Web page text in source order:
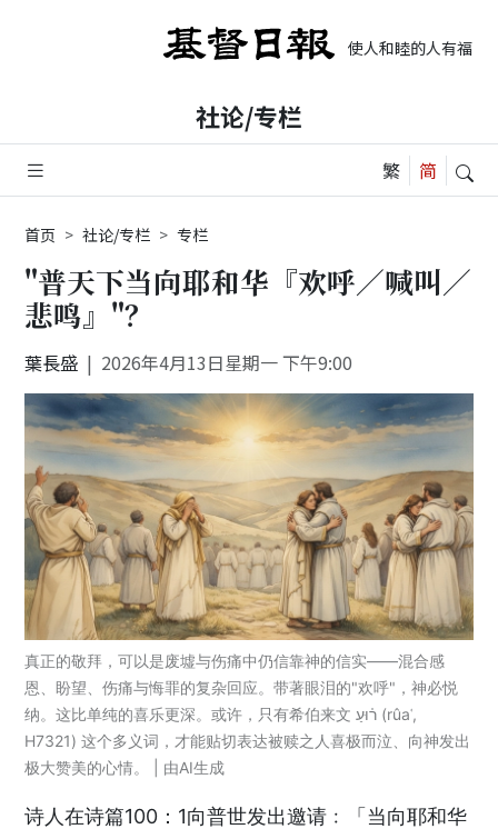
使人和睦的人有福了
社论/专栏
首页 社论/专栏 专栏
"普天下当向耶和华『欢呼／喊叫／
悲鸣』"？
葉長盛 2026年4月13日星期一 下午9:00
真正的敬拜，可以是废墟与伤痛中仍信靠神的信实——混合感
恩、盼望、伤痛与悔罪的复杂回应。带著眼泪的"欢呼"，神必悦
纳。这比单纯的喜乐更深。或许，只有希伯来文 ר֫וּעַ (rûaʿ,
H7321) 这个多义词，才能贴切表达被赎之人喜极而泣、向神发出
极大赞美的心情。 | 由AI生成
诗人在诗篇100：1向普世发出邀请﹕「当向耶和华